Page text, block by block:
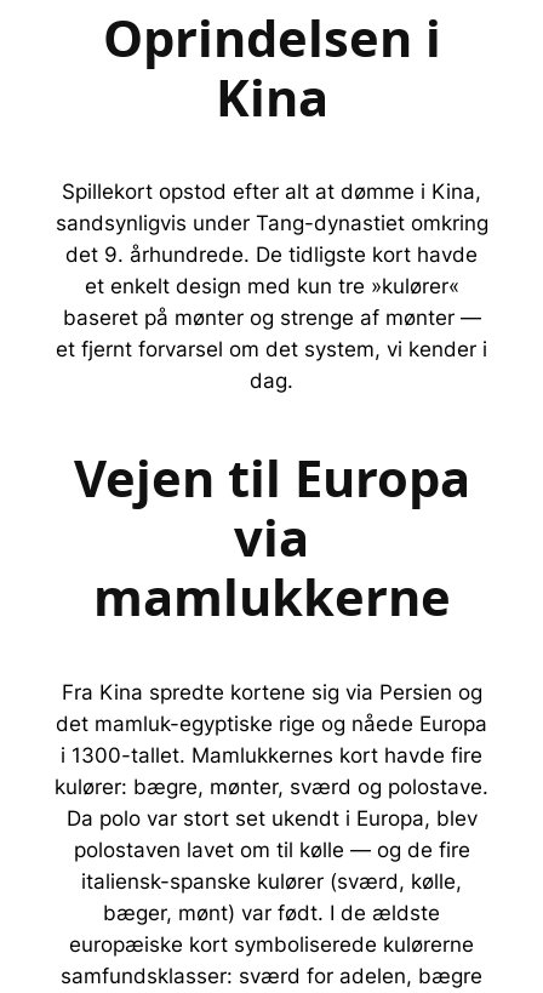
Oprindelsen i
Kina
Spillekort opstod efter alt at dømme i Kina,
sandsynligvis under Tang-dynastiet omkring
det 9. århundrede. De tidligste kort havde
et enkelt design med kun tre »kulører«
baseret på mønter og strenge af mønter —
et fjernt forvarsel om det system, vi kender i
dag.
Vejen til Europa
via
mamlukkerne
Fra Kina spredte kortene sig via Persien og
det mamluk-egyptiske rige og nåede Europa
i 1300-tallet. Mamlukkernes kort havde fire
kulører: bægre, mønter, sværd og polostave.
Da polo var stort set ukendt i Europa, blev
polostaven lavet om til kølle — og de fire
italiensk-spanske kulører (sværd, kølle,
bæger, mønt) var født. I de ældste
europæiske kort symboliserede kulørerne
samfundsklasser: sværd for adelen, bægre